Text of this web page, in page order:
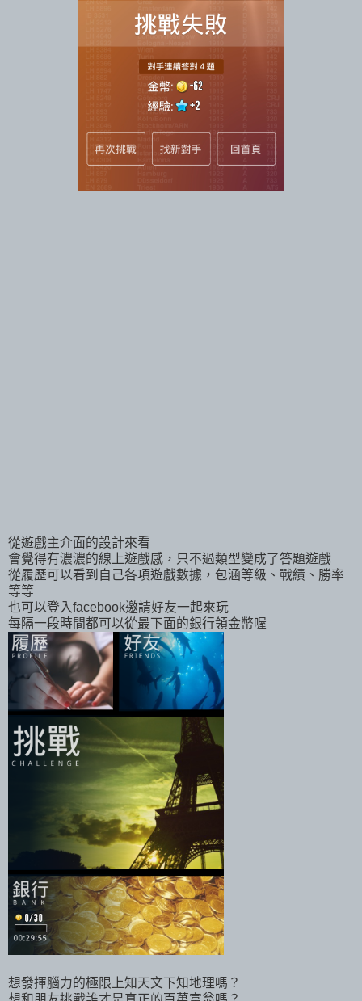
從遊戲主介面的設計來看
會覺得有濃濃的線上遊戲感，只不過類型變成了答題遊戲
從履歷可以看到自己各項遊戲數據，包涵等級、戰績、勝率
等等
也可以登入facebook邀請好友一起來玩
每隔一段時間都可以從最下面的銀行領金幣喔
想發揮腦力的極限上知天文下知地理嗎？